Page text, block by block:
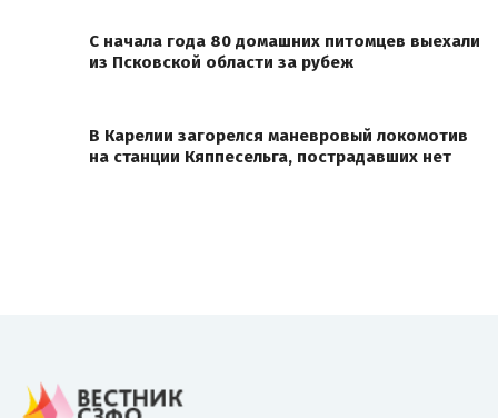
С начала года 80 домашних питомцев выехали
из Псковской области за рубеж
В Карелии загорелся маневровый локомотив
на станции Кяппесельга, пострадавших нет